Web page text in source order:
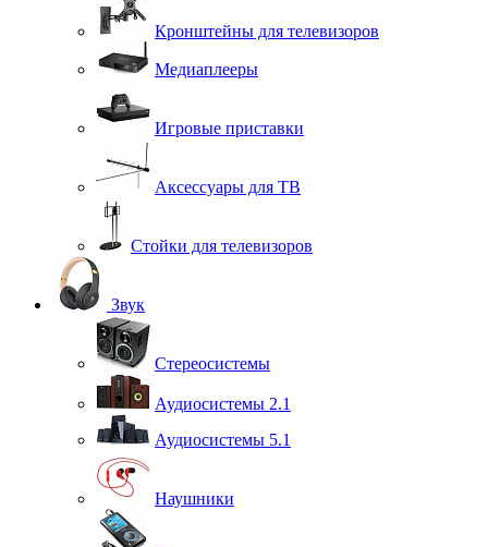
Кронштейны для телевизоров
Медиаплееры
Игровые приставки
Аксессуары для ТВ
Стойки для телевизоров
Звук
Стереосистемы
Аудиосистемы 2.1
Аудиосистемы 5.1
Наушники